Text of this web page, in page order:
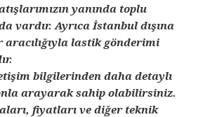
yanında toplu
vardır. Ayrıca İstanbul dışına
lastik gönderimi
bilgilerinden daha detaylı
arayarak sahip olabilirsiniz.
fiyatları ve diğer teknik